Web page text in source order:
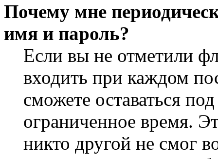
Почему мне
имя и пароль?
Если вы не отметили
входить при каждом
сможете оставаться
ограниченное время.
никто другой не смог